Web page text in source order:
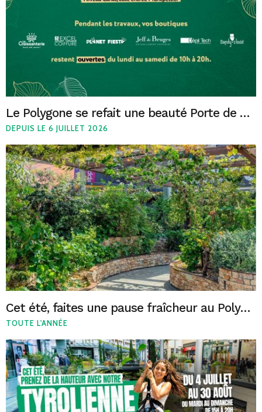
Le Polygone se refait une beauté Porte de Montpellier
DEPUIS LE 6 JUILLET 2026
Cet été, faites une pause fraîcheur au Polygone Béziers
TOUTE L'ANNÉE